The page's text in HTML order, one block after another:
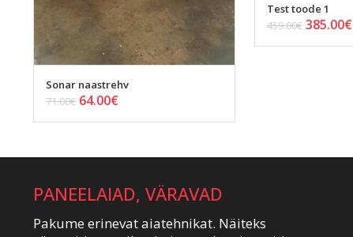
Sonar naastrehv
71.00€ 64.00€
Test toode 1
459.00€ 385.00€
PANEELAIAD, VÄRAVAD
Pakume erinevat aiatehnikat. Näiteks